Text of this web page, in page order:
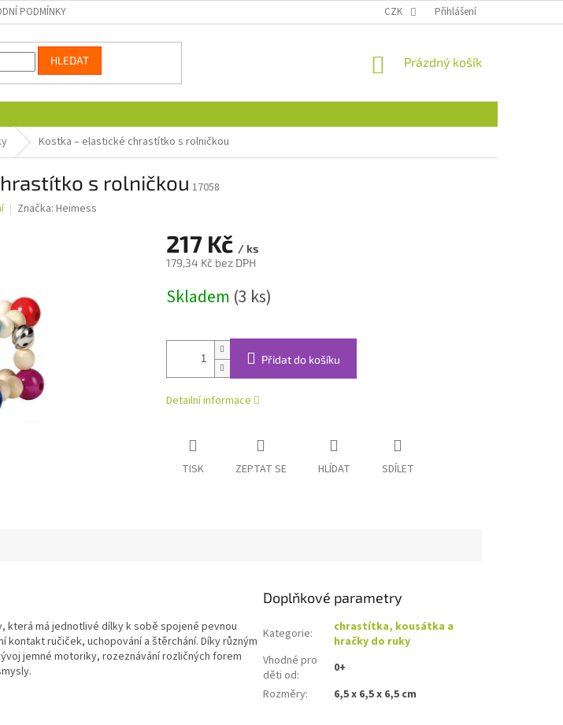
PODMÍNKY CZK Přihlášení
HLEDAT
NÁKUPNÍ
Prázdný košík
Kostka – elastické chrastítko s rolničkou
s rolničkou 17058
Značka: Heimess
217 Kč / ks
179,34 Kč bez DPH
cena:
Skladem (3 ks)
Přidat do košíku
Detailní informace
TISK ZEPTAT SE HLÍDAT SDÍLET
která má jednotlivé dílky k sobě spojené pevnou
kontakt ručiček, uchopování a štěrchání. Díky různým
jemné motoriky, rozeznávání rozličných forem
Doplňkové parametry
Kategorie:
chrastítka, kousátka a
hračky do ruky
Vhodné pro
děti od:
0+
Rozměry: 6,5 x 6,5 x 6,5 cm